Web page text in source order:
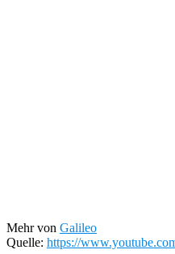
Mehr von Galileo
Quelle: https://